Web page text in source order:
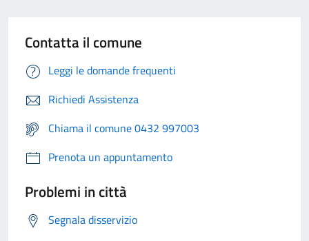
Contatta il comune
Leggi le domande frequenti
Richiedi Assistenza
Chiama il comune 0432 997003
Prenota un appuntamento
Problemi in città
Segnala disservizio